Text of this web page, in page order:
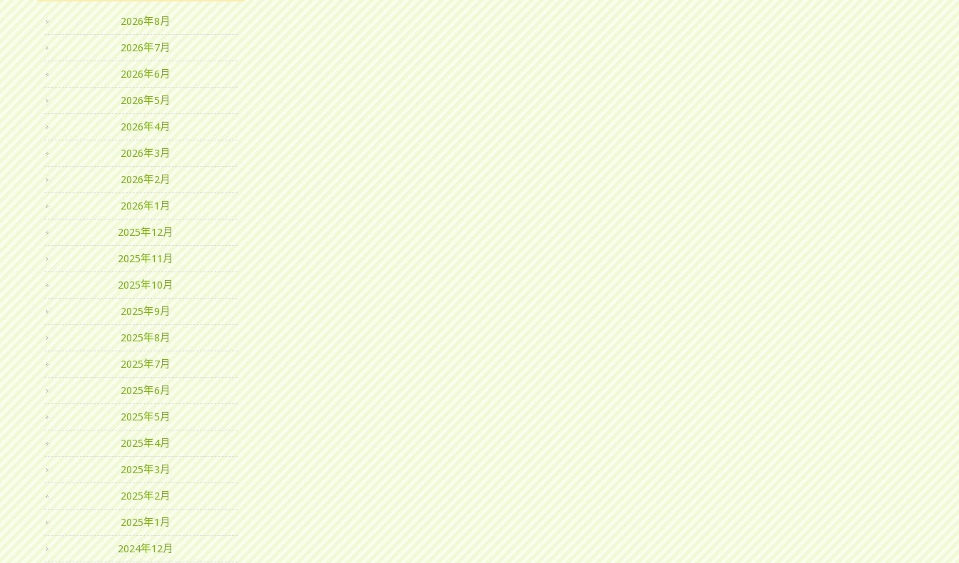
2026年8月
2026年7月
2026年6月
2026年5月
2026年4月
2026年3月
2026年2月
2026年1月
2025年12月
2025年11月
2025年10月
2025年9月
2025年8月
2025年7月
2025年6月
2025年5月
2025年4月
2025年3月
2025年2月
2025年1月
2024年12月